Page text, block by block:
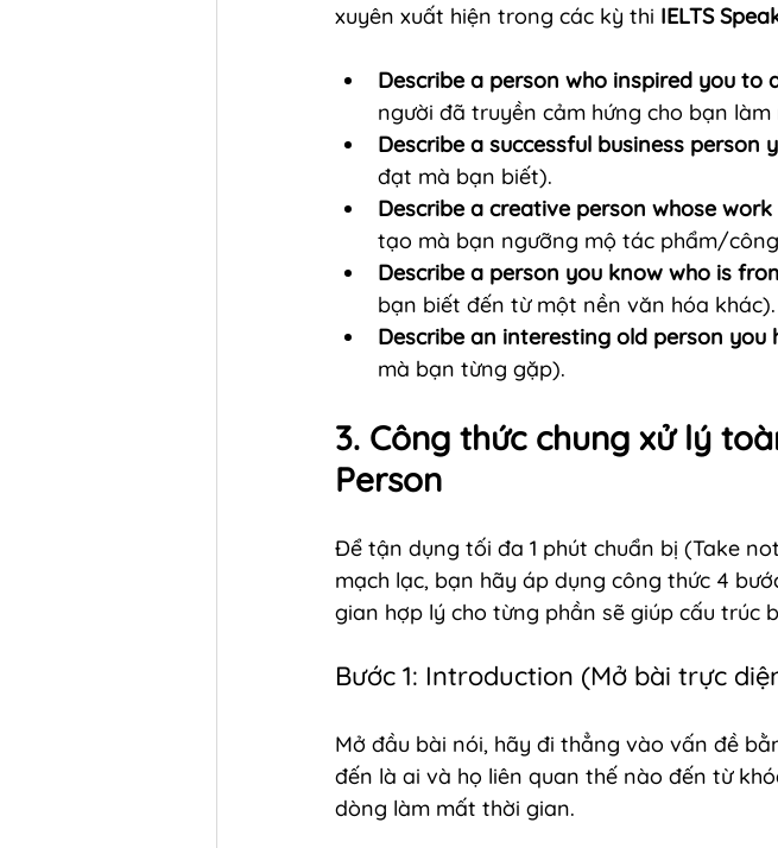
xuyên xuất hiện trong các kỳ thi IELTS
Describe a person who inspired you to
người đã truyền cảm hứng cho bạn
Describe a successful business person
đạt mà bạn biết).
Describe a creative person whose
tạo mà bạn ngưỡng mộ tác phẩm/
Describe a person you know who is
bạn biết đến từ một nền văn hóa khác).
Describe an interesting old person you
mà bạn từng gặp).
3. Công thức chung xử lý
Person
Để tận dụng tối đa 1 phút chuẩn bị (Take
mạch lạc, bạn hãy áp dụng công thức 4
gian hợp lý cho từng phần sẽ giúp cấu trúc
Bước 1: Introduction (Mở bài trực
Mở đầu bài nói, hãy đi thẳng vào vấn đề
đến là ai và họ liên quan thế nào đến từ
dòng làm mất thời gian.